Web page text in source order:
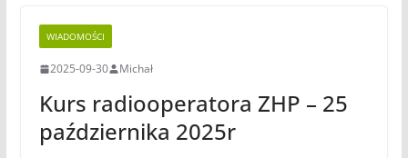
WIADOMOŚCI
2025-09-30 Michał
Kurs radiooperatora ZHP – 25
października 2025r